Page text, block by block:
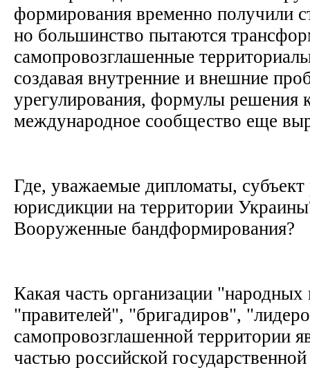
формирования временно получили
но большинство пытаются
самопровозглашенные
создавая внутренние и внешние
урегулирования, формулы решения
международное сообщество еще
Где, уважаемые дипломаты, субъект
юрисдикции на территории
Вооруженные бандформирования?
Какая часть организации "народных
"правителей", "бригадиров",
самопровозглашенной территории
частью российской